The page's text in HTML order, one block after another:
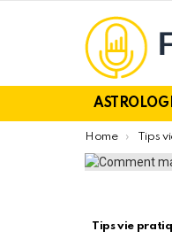
You are here:
Home Tips
Tips vie